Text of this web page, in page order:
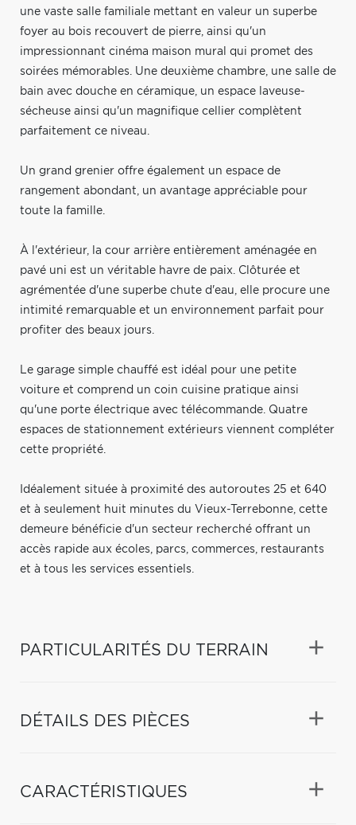
une vaste salle familiale mettant en valeur un superbe
foyer au bois recouvert de pierre, ainsi qu'un
impressionnant cinéma maison mural qui promet des
soirées mémorables. Une deuxième chambre, une salle de
bain avec douche en céramique, un espace laveuse-
sécheuse ainsi qu'un magnifique cellier complètent
parfaitement ce niveau.
Un grand grenier offre également un espace de
rangement abondant, un avantage appréciable pour
toute la famille.
À l'extérieur, la cour arrière entièrement aménagée en
pavé uni est un véritable havre de paix. Clôturée et
agrémentée d'une superbe chute d'eau, elle procure une
intimité remarquable et un environnement parfait pour
profiter des beaux jours.
Le garage simple chauffé est idéal pour une petite
voiture et comprend un coin cuisine pratique ainsi
qu'une porte électrique avec télécommande. Quatre
espaces de stationnement extérieurs viennent compléter
cette propriété.
Idéalement située à proximité des autoroutes 25 et 640
et à seulement huit minutes du Vieux-Terrebonne, cette
demeure bénéficie d'un secteur recherché offrant un
accès rapide aux écoles, parcs, commerces, restaurants
et à tous les services essentiels.
PARTICULARITÉS DU TERRAIN
DÉTAILS DES PIÈCES
CARACTÉRISTIQUES